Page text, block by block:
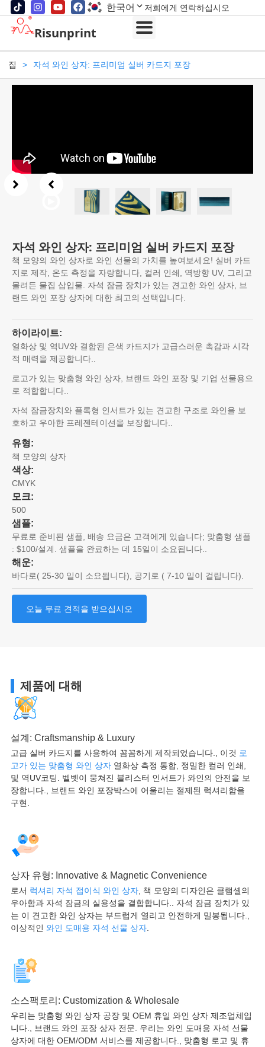
한국어 저희에게 연락하십시오
Risunprint
집 > 자석 와인 상자: 프리미엄 실버 카드지 포장
자석 와인 상자: 프리미엄 실버 카드지 포장
책 모양의 와인 상자로 와인 선물의 가치를 높여보세요! 실버 카드
지로 제작, 온도 측정을 자랑합니다, 컬러 인쇄, 역방향 UV, 그리고
몰려든 물집 삽입물. 자석 잠금 장치가 있는 견고한 와인 상자, 브
랜드 와인 포장 상자에 대한 최고의 선택입니다.
하이라이트:
열화상 및 역UV와 결합된 은색 카드지가 고급스러운 촉감과 시각
적 매력을 제공합니다..
로고가 있는 맞춤형 와인 상자, 브랜드 와인 포장 및 기업 선물용으
로 적합합니다..
자석 잠금장치와 플록형 인서트가 있는 견고한 구조로 와인을 보
호하고 우아한 프레젠테이션을 보장합니다..
유형:
책 모양의 상자
색상:
CMYK
모크:
500
샘플:
무료로 준비된 샘플, 배송 요금은 고객에게 있습니다; 맞춤형 샘플
: $100/설계. 샘플을 완료하는 데 15일이 소요됩니다..
해운:
바다로( 25-30 일이 소요됩니다), 공기로 ( 7-10 일이 걸립니다).
오늘 무료 견적을 받으십시오
제품에 대해
설계: Craftsmanship & Luxury
고급 실버 카드지를 사용하여 꼼꼼하게 제작되었습니다., 이것 로
고가 있는 맞춤형 와인 상자열화상 측정 통합, 정밀한 컬러 인쇄,
및 역UV코팅. 벨벳이 뭉쳐진 블리스터 인서트가 와인의 안전을 보
장합니다., 브랜드 와인 포장박스에 어울리는 절제된 럭셔리함을
구현.
상자 유형: Innovative & Magnetic Convenience
로서 럭셔리 자석 접이식 와인 상자, 책 모양의 디자인은 클램셸의
우아함과 자석 잠금의 실용성을 결합합니다.. 자석 잠금 장치가 있
는 이 견고한 와인 상자는 부드럽게 열리고 안전하게 밀봉됩니다.,
이상적인 와인 도매용 자석 선물 상자.
소스팩토리: Customization & Wholesale
우리는 맞춤형 와인 상자 공장 및 OEM 휴일 와인 상자 제조업체입
니다., 브랜드 와인 포장 상자 전문. 우리는 와인 도매용 자석 선물
상자에 대한 OEM/ODM 서비스를 제공합니다., 맞춤형 로고 및 휴